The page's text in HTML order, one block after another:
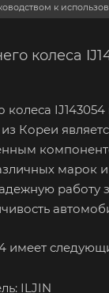
к
колеса
колеса
Кореи
марок
работу
имеет
ILJIN